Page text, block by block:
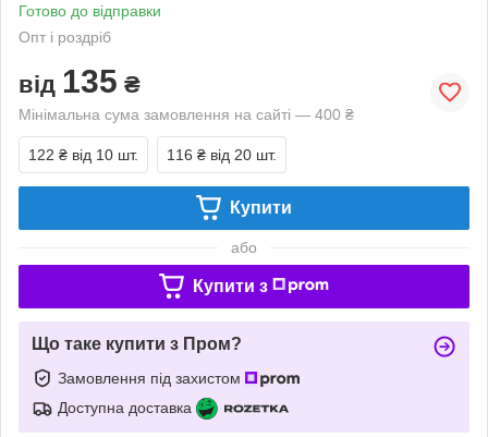
Готово до відправки
Опт і роздріб
від 135 ₴
Мінімальна сума замовлення на сайті — 400 ₴
122 ₴ від 10 шт. 116 ₴ від 20 шт.
Купити
або
Купити з
Що таке купити з Пром?
Замовлення під захистом
Доступна доставка